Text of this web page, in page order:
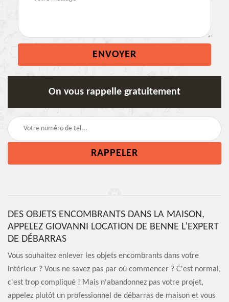
On vous rappelle gratuitement
DES OBJETS ENCOMBRANTS DANS LA MAISON,
APPELEZ GIOVANNI LOCATION DE BENNE L'EXPERT
DE DÉBARRAS
Vous souhaitez enlever les objets encombrants dans votre
intérieur ? Vous ne savez pas par où commencer ? C'est normal,
c'est trop compliqué ! Mais n'abandonnez pas votre projet,
appelez plutôt un professionnel de débarras de maison et vous